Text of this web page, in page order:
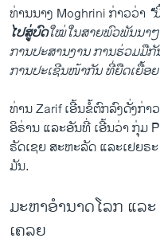
ທ່ານນາງ Moghrini ກ່າວ​ວ່າ “ນີ້
ໄປສູ່ບົດໃໝ່ໃນສາຍພົວພັນນາໆ
ການປະສານງານ​ການຮ່ວມມືກັ
ການປະເຊີນໜ້າກັນ​ທີ່ຍືດເຍື້ອ
ທ່ານ Zarif ​ເອີ້ນ​ຂໍ້​ຕົກລົງ​ດັ່ງກ່າ
ອິຣ່ານ​ ແລະ​ອັນທີ່ ເອີ້ນວ່າ ກຸ່ມ
ຣັດ​ເຊຍ ສະ​ຫະລັດ ​ແລະ​ເຢຍຣະ
ມັນ.
ມະ​ຫາ​ອຳ​ນາດ​ໂລກ ແລ
ເຄລຍ